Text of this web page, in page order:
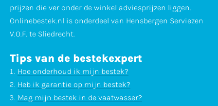
prijzen die ver onder de winkel adviesprijzen liggen.
Onlinebestek.nl is onderdeel van Hensbergen Serviezen
V.O.F. te Sliedrecht.
Tips van de bestekexpert
Hoe onderhoud ik mijn bestek?
Heb ik garantie op mijn bestek?
Mag mijn bestek in de vaatwasser?